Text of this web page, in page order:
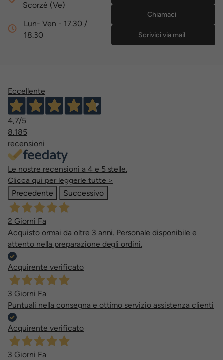
Scorzè (Ve)
Lun- Ven - 17.30 /
18.30
Chiamaci
Scrivici via mail
Eccellente
4,7/5
8.185
recensioni
Le nostre recensioni a 4 e 5 stelle.
Clicca qui per leggerle tutte >
Precedente
Successivo
2 Giorni Fa
Acquisto ormai da oltre 3 anni. Personale disponibile e
attento nella preparazione degli ordini.
Acquirente verificato
3 Giorni Fa
Puntuali nella consegna e ottimo servizio assistenza clienti
Acquirente verificato
3 Giorni Fa